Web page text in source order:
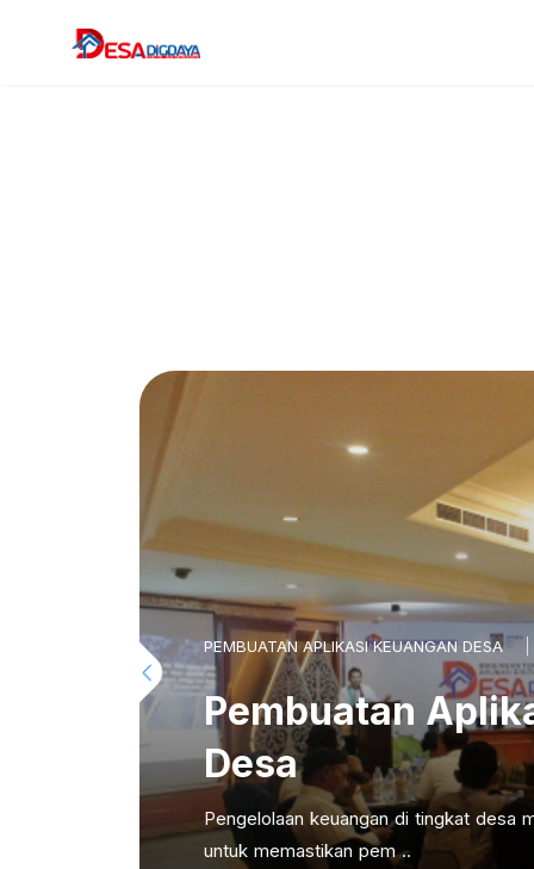
PEMBUATAN APLIKASI KEUANGAN DESA
Pembuatan
Desa
Pengelolaan keuangan di tingkat desa
untuk memastikan pem ..